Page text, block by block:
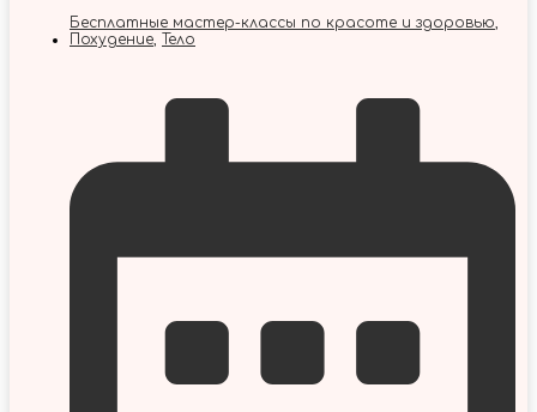
Бесплатные мастер-классы по красоте и здоровью
Похудение Тело